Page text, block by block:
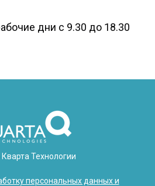
дни с 9.30 до 18.30
Технологии
персональных данных и